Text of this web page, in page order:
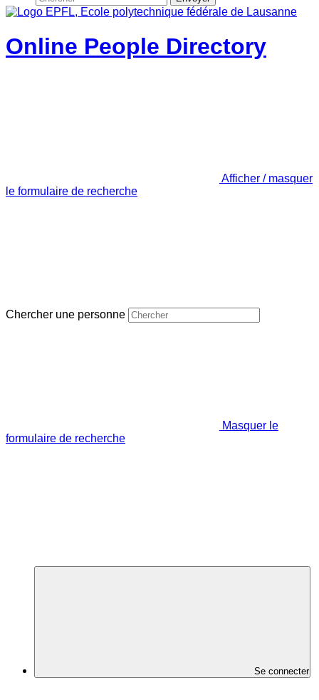
Online People Directory
Afficher / masquer
le formulaire de recherche
Chercher une personne
Masquer le
formulaire de recherche
Se connecter